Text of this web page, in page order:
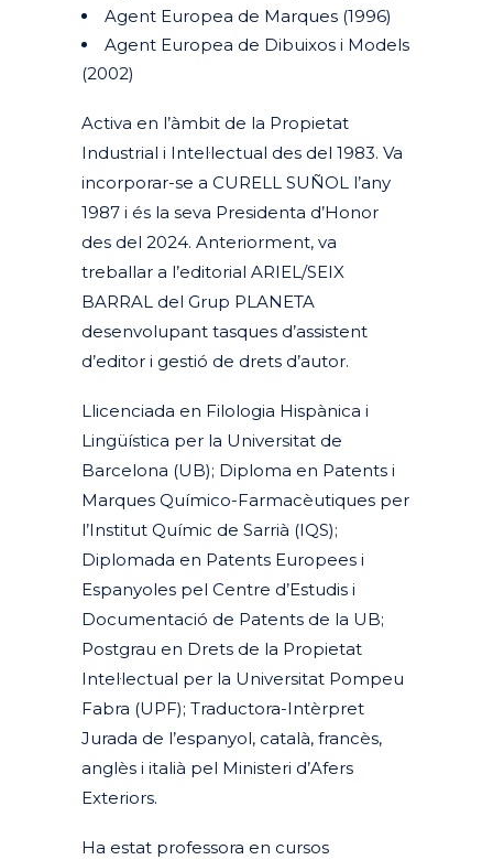
Agent Europea de Marques (1996)
Agent Europea de Dibuixos i Models
(2002)
Activa en l’àmbit de la Propietat
Industrial i Intel·lectual des del 1983. Va
incorporar-se a CURELL SUÑOL l’any
1987 i és la seva Presidenta d’Honor
des del 2024. Anteriorment, va
treballar a l’editorial ARIEL/SEIX
BARRAL del Grup PLANETA
desenvolupant tasques d’assistent
d’editor i gestió de drets d’autor.
Llicenciada en Filologia Hispànica i
Lingüística per la Universitat de
Barcelona (UB); Diploma en Patents i
Marques Químico-Farmacèutiques per
l’Institut Químic de Sarrià (IQS);
Diplomada en Patents Europees i
Espanyoles pel Centre d’Estudis i
Documentació de Patents de la UB;
Postgrau en Drets de la Propietat
Intel·lectual per la Universitat Pompeu
Fabra (UPF); Traductora-Intèrpret
Jurada de l’espanyol, català, francès,
anglès i italià pel Ministeri d’Afers
Exteriors.
Ha estat professora en cursos